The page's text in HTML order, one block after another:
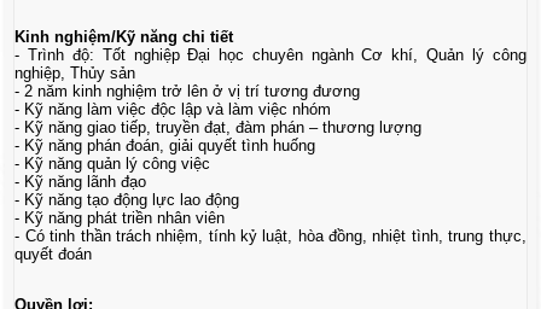
Kinh nghiệm/Kỹ năng chi tiết
- Trình độ: Tốt nghiệp Đại học chuyên ngành Cơ khí, Quản lý công
nghiệp, Thủy sản
- 2 năm kinh nghiệm trở lên ở vị trí tương đương
- Kỹ năng làm việc độc lập và làm việc nhóm
- Kỹ năng giao tiếp, truyền đạt, đàm phán – thương lượng
- Kỹ năng phán đoán, giải quyết tình huống
- Kỹ năng quản lý công việc
- Kỹ năng lãnh đạo
- Kỹ năng tạo động lực lao động
- Kỹ năng phát triền nhân viên
- Có tinh thần trách nhiệm, tính kỷ luật, hòa đồng, nhiệt tình, trung thực,
quyết đoán
Quyền lợi: